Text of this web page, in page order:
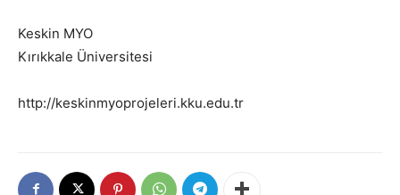
Keskin MYO
Kırıkkale Üniversitesi
http://keskinmyoprojeleri.kku.edu.tr